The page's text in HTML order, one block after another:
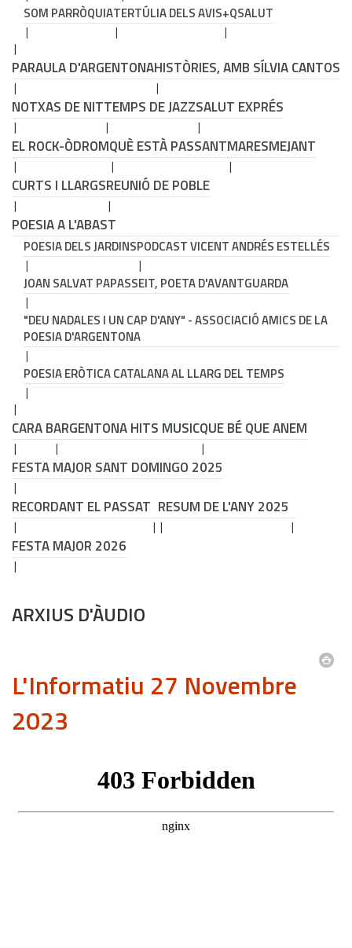
SOM PARRÒQUIATERTÚLIA DELS AVIS+QSALUT
PARAULA D'ARGENTONAHISTÒRIES, AMB SÍLVIA CANTOS
NOTXAS DE NITTEMPS DE JAZZSALUT EXPRÉS
EL ROCK-ÒDROMQUÈ ESTÀ PASSANTMARESMEJANT
CURTS I LLARGSREUNIÓ DE POBLE
POESIA A L'ABAST
POESIA DELS JARDINSPODCAST VICENT ANDRÉS ESTELLÉS
JOAN SALVAT PAPASSEIT, POETA D'AVANTGUARDA
"DEU NADALES I UN CAP D'ANY" - ASSOCIACIÓ AMICS DE LA
POESIA D'ARGENTONA
POESIA ERÒTICA CATALANA AL LLARG DEL TEMPS
CARA BARGENTONA HITS MUSICQUE BÉ QUE ANEM
FESTA MAJOR SANT DOMINGO 2025
RECORDANT EL PASSAT RESUM DE L'ANY 2025
FESTA MAJOR 2026
ARXIUS D'ÀUDIO
L'Informatiu 27 Novembre
2023